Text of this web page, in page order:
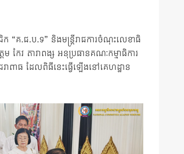
“គ.ជ.ប.ទ” និងមន្រ្តីរាជការចំណុះលេខាធិ
កែវ តារាពង្ស អនុប្រធានគណៈកម្មាធិការ
ពាធ ដែលពិធីនេះធ្វើឡើងនៅគេហដ្ឋាន